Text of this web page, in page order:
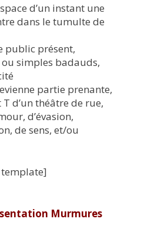
d’un instant une
dans le tumulte de
public présent,
simples badauds,
partie prenante,
d’un théâtre de rue,
d’évasion,
de sens, et/ou
Murmures